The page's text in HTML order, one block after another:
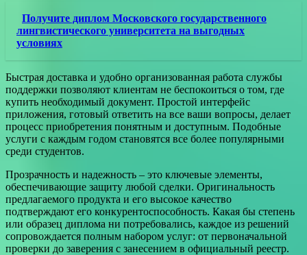
Получите диплом Московского государственного
лингвистического университета на выгодных
условиях
Быстрая доставка и удобно организованная работа службы
поддержки позволяют клиентам не беспокоиться о том, где
купить необходимый документ. Простой интерфейс
приложения, готовый ответить на все ваши вопросы, делает
процесс приобретения понятным и доступным. Подобные
услуги с каждым годом становятся все более популярными
среди студентов.
Прозрачность и надежность – это ключевые элементы,
обеспечивающие защиту любой сделки. Оригинальность
предлагаемого продукта и его высокое качество
подтверждают его конкурентоспособность. Какая бы степень
или образец диплома ни потребовались, каждое из решений
сопровождается полным набором услуг: от первоначальной
проверки до заверения с занесением в официальный реестр.